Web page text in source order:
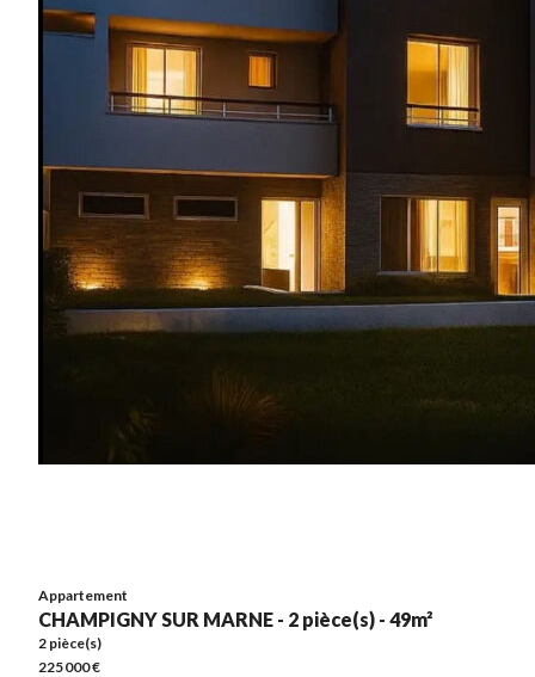
Appartement
CHAMPIGNY SUR MARNE - 2 pièce(s) - 49m²
2 pièce(s)
225 000 €